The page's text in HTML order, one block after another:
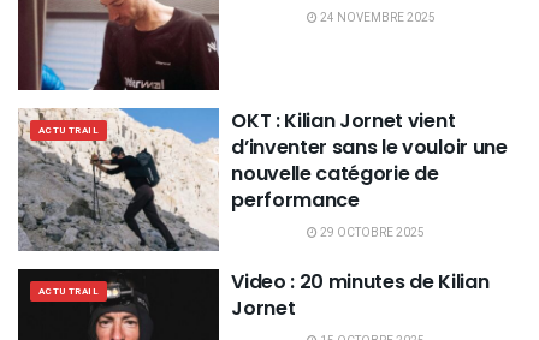
24 NOVEMBRE 2025
ACTU TRAIL
OKT : Kilian Jornet vient
d’inventer sans le vouloir une
nouvelle catégorie de
performance
29 OCTOBRE 2025
ACTU TRAIL
Video : 20 minutes de Kilian
Jornet